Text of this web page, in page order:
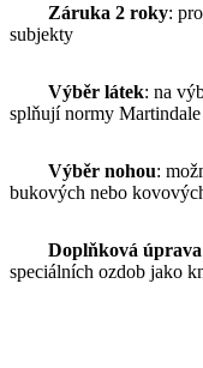
Záruka 2 roky:
subjekty
Výběr látek: na
splňují normy Martindale
Výběr nohou:
bukových nebo
Doplňková úprava
speciálních ozdob jako